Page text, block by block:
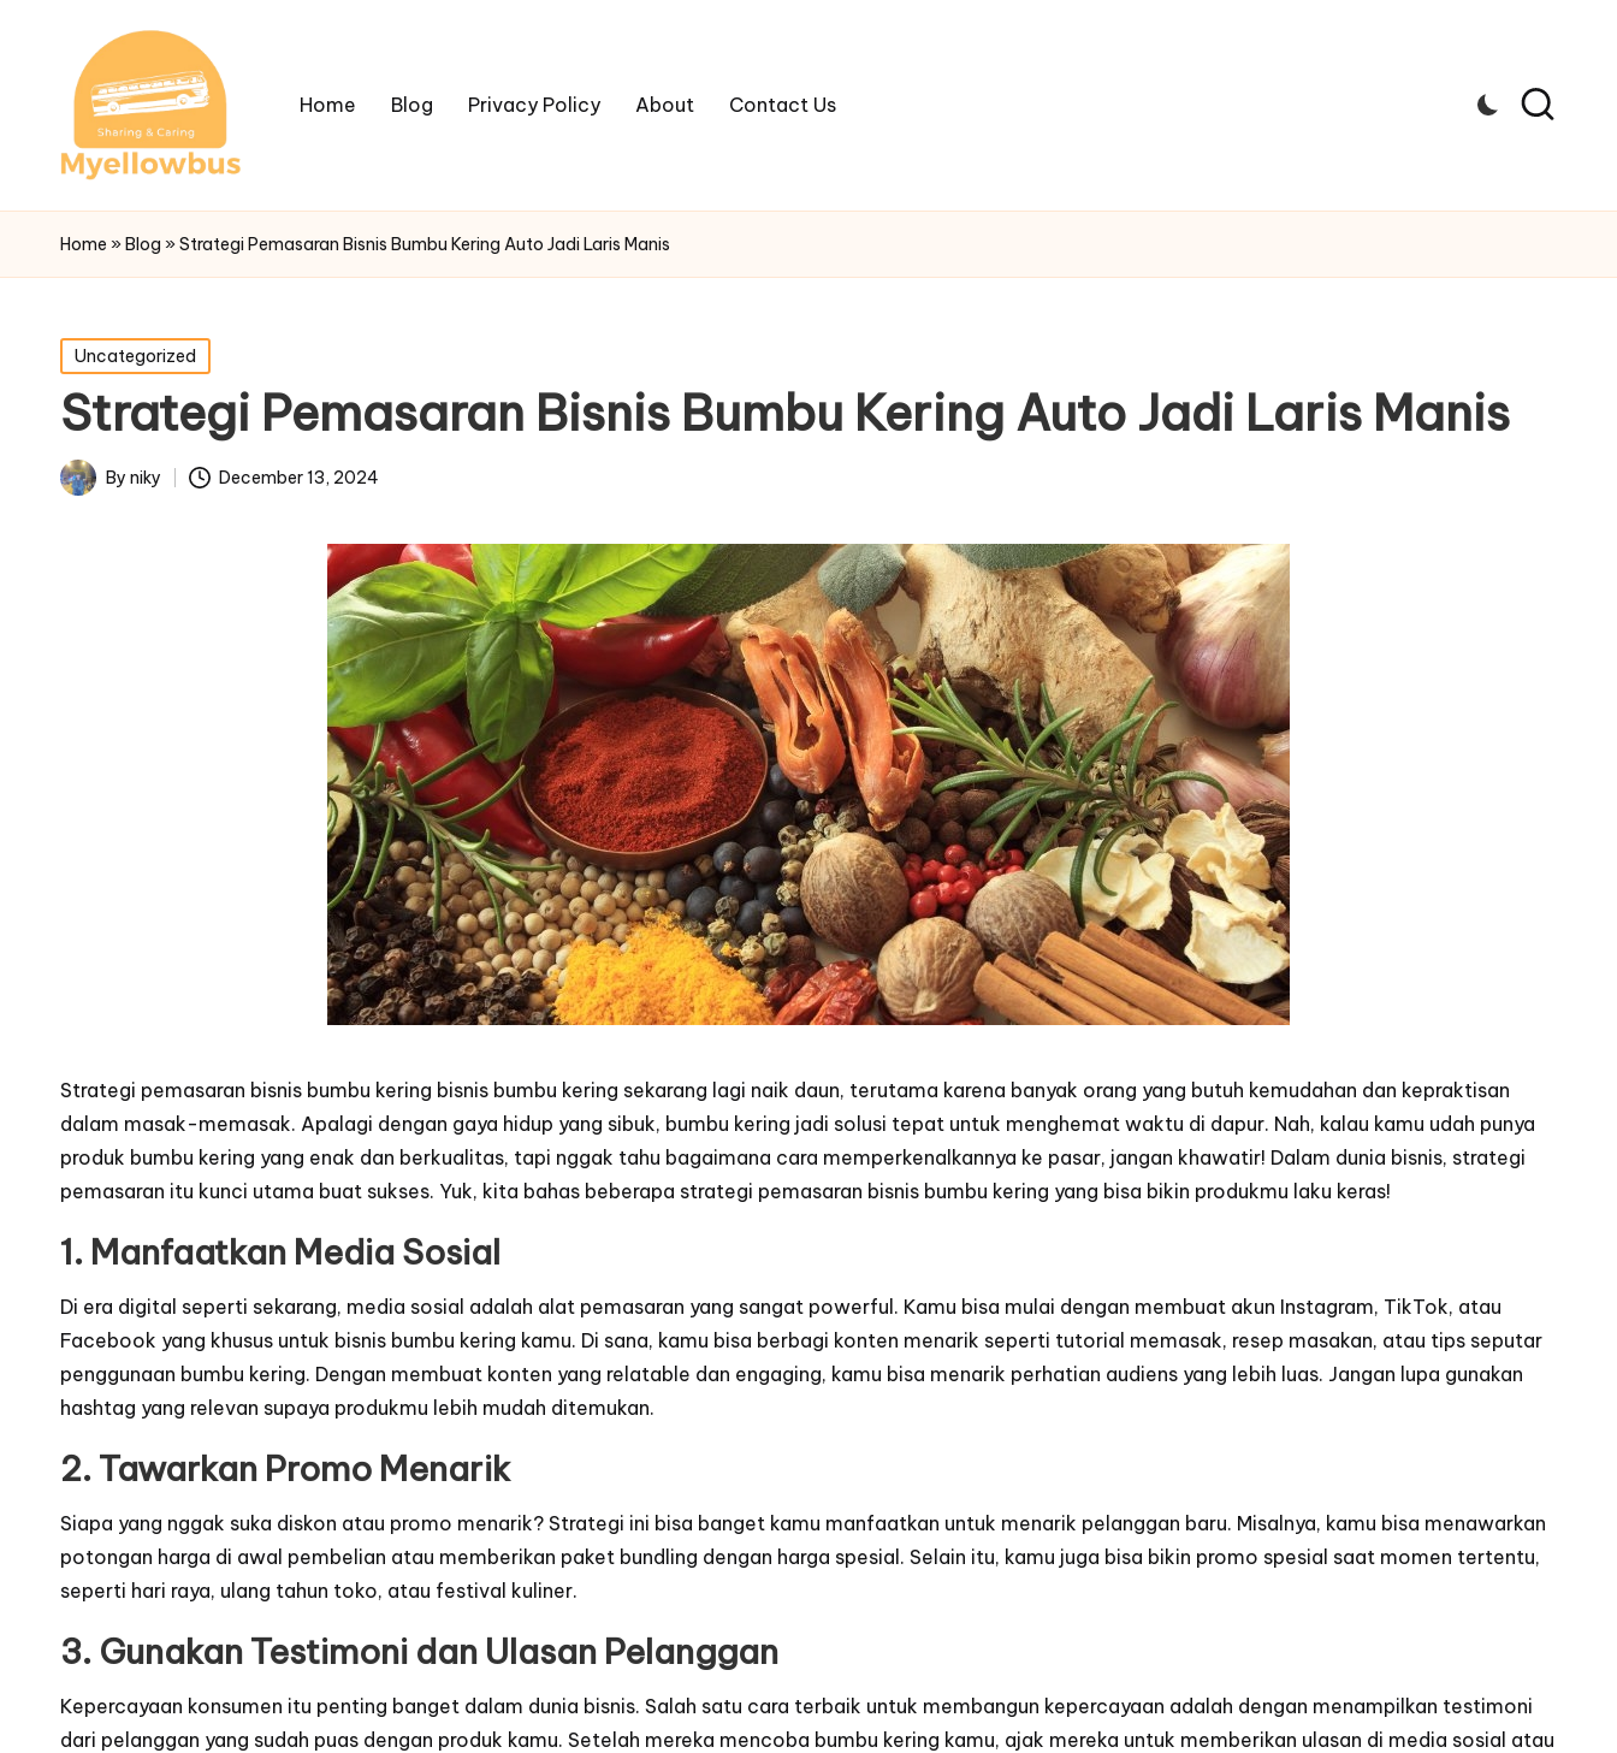
Home Blog Privacy Policy About Contact Us
Home »Blog »Strategi Pemasaran Bisnis Bumbu Kering Auto Jadi Laris Manis
Posted
in
Uncategorized
Strategi Pemasaran Bisnis Bumbu Kering Auto Jadi Laris Manis
PostedBy niky December 13, 2024
Strategi pemasaran bisnis bumbu kering bisnis bumbu kering sekarang lagi naik daun, terutama karena banyak orang yang butuh kemudahan dan kepraktisan
dalam masak-memasak. Apalagi dengan gaya hidup yang sibuk, bumbu kering jadi solusi tepat untuk menghemat waktu di dapur. Nah, kalau kamu udah punya
produk bumbu kering yang enak dan berkualitas, tapi nggak tahu bagaimana cara memperkenalkannya ke pasar, jangan khawatir! Dalam dunia bisnis, strategi
pemasaran itu kunci utama buat sukses. Yuk, kita bahas beberapa strategi pemasaran bisnis bumbu kering yang bisa bikin produkmu laku keras!
1. Manfaatkan Media Sosial
Di era digital seperti sekarang, media sosial adalah alat pemasaran yang sangat powerful. Kamu bisa mulai dengan membuat akun Instagram, TikTok, atau
Facebook yang khusus untuk bisnis bumbu kering kamu. Di sana, kamu bisa berbagi konten menarik seperti tutorial memasak, resep masakan, atau tips seputar
penggunaan bumbu kering. Dengan membuat konten yang relatable dan engaging, kamu bisa menarik perhatian audiens yang lebih luas. Jangan lupa gunakan
hashtag yang relevan supaya produkmu lebih mudah ditemukan.
2. Tawarkan Promo Menarik
Siapa yang nggak suka diskon atau promo menarik? Strategi ini bisa banget kamu manfaatkan untuk menarik pelanggan baru. Misalnya, kamu bisa menawarkan
potongan harga di awal pembelian atau memberikan paket bundling dengan harga spesial. Selain itu, kamu juga bisa bikin promo spesial saat momen tertentu,
seperti hari raya, ulang tahun toko, atau festival kuliner.
3. Gunakan Testimoni dan Ulasan Pelanggan
Kepercayaan konsumen itu penting banget dalam dunia bisnis. Salah satu cara terbaik untuk membangun kepercayaan adalah dengan menampilkan testimoni
dari pelanggan yang sudah puas dengan produk kamu. Setelah mereka mencoba bumbu kering kamu, ajak mereka untuk memberikan ulasan di media sosial atau